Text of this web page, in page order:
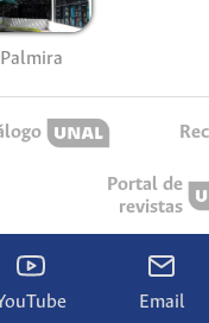
Palmira
Portal de
revistas
Email